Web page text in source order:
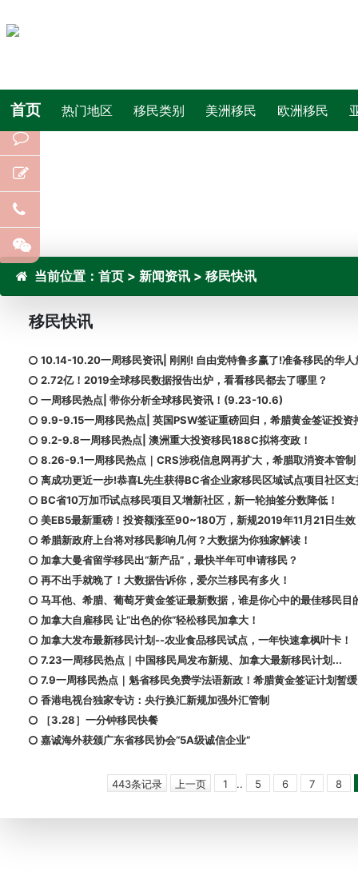
首页 热门地区 移民类别 美洲移民 欧洲移民
当前位置： 首页 > 新闻资讯 > 移民快讯
移民快讯
10.14-10.20一周移民资讯| 刚刚! 自由党特鲁多赢了!准备移民的华人
2.72亿！2019全球移民数据报告出炉，看看移民都去了哪里？
一周移民热点| 带你分析全球移民资讯！(9.23-10.6)
9.9-9.15一周移民热点| 英国PSW签证重磅回归，希腊黄金签证投资
9.2-9.8一周移民热点| 澳洲重大投资移民188C拟将变政！
8.26-9.1一周移民热点｜CRS涉税信息网再扩大，希腊取消资本管制
离成功更近一步!恭喜L先生获得BC省企业家移民区域试点项目社区
BC省10万加币试点移民项目又增新社区，新一轮抽签分数降低！
美EB5最新重磅！投资额涨至90~180万，新规2019年11月21日生效
希腊新政府上台将对移民影响几何？大数据为你独家解读！
加拿大曼省留学移民出“新产品”，最快半年可申请移民？
再不出手就晚了！大数据告诉你，爱尔兰移民有多火！
马耳他、希腊、葡萄牙黄金签证最新数据，谁是你心中的最佳移民目
加拿大自雇移民 让“出色的你”轻松移民加拿大！
加拿大发布最新移民计划--农业食品移民试点，一年快速拿枫叶卡！
7.23一周移民热点｜中国移民局发布新规、加拿大最新移民计划...
7.9一周移民热点｜魁省移民免费学法语新政！希腊黄金签证计划暂缓
香港电视台独家专访：央行换汇新规加强外汇管制
［3.28］一分钟移民快餐
嘉诚海外获颁广东省移民协会“5A级诚信企业”
443条记录 上一页 1 .. 5 6 7 8